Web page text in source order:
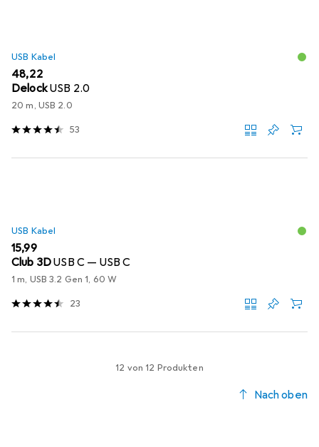
USB Kabel
EUR
48,22
DelockUSB 2.0
20 m, USB 2.0
53
USB Kabel
EUR
15,99
Club 3DUSB C — USB C
1 m, USB 3.2 Gen 1, 60 W
23
12 von 12 Produkten
Nach oben